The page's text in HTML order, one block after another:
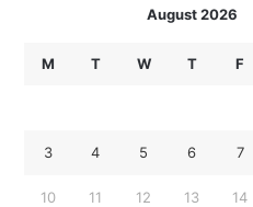
August 2026
M T W T F
3 4 5 6 7
10 11 12 13 14